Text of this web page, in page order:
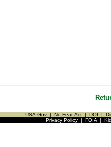
USA Gov | No Fear Act | DOI |
Privacy Policy| FOIA|